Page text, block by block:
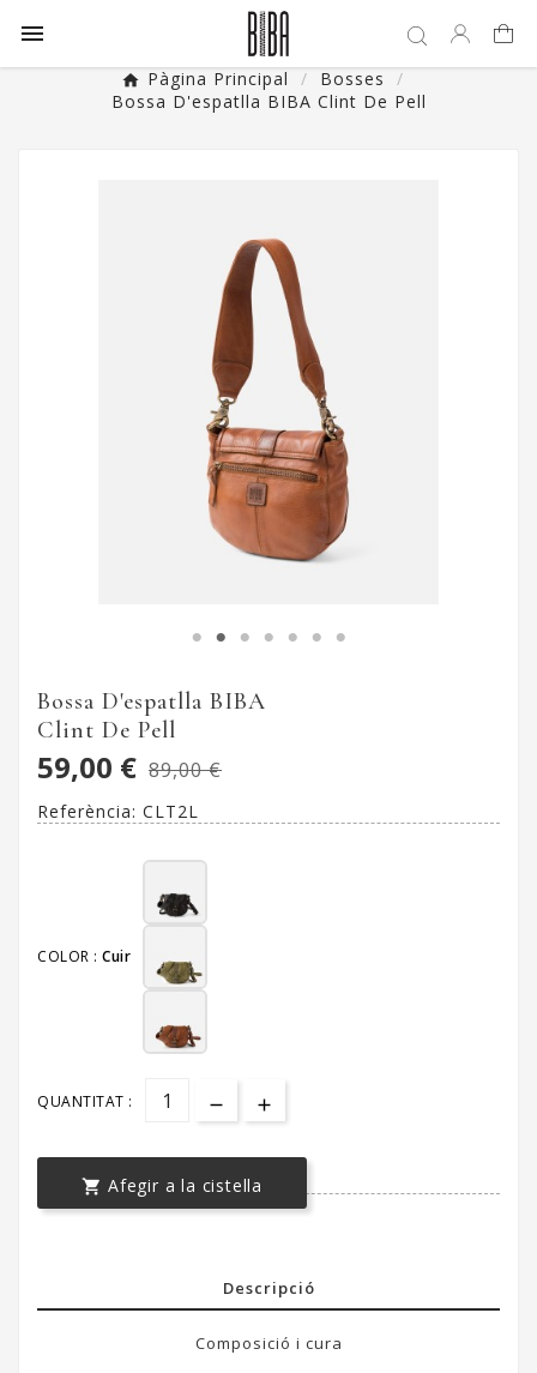

Pàgina Principal
Bosses
Bossa D'espatlla BIBA Clint De Pell
Bossa D'espatlla BIBA
Clint De Pell
59,00 € 89,00 €
Referència: CLT2L
COLOR : Cuir
QUANTITAT :
 Afegir a la cistella
Descripció
Composició i cura